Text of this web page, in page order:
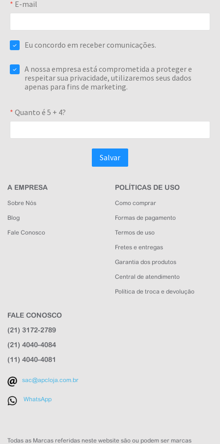
A EMPRESA
Sobre Nós
Blog
Fale Conosco
POLÍTICAS DE USO
Como comprar
Formas de pagamento
Termos de uso
Fretes e entregas
Garantia dos produtos
Central de atendimento
Política de troca e devolução
FALE CONOSCO
(21) 3172-2789
(21) 4040-4084
(11) 4040-4081
sac@apcloja.com.br
WhatsApp
Todas as Marcas referidas neste website são ou podem ser marcas